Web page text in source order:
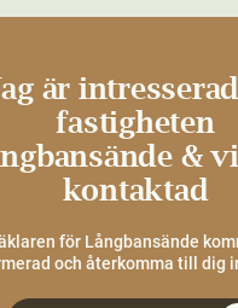
är
fastigheten
&
kontaktad
för Långbansände
och återkomma till dig